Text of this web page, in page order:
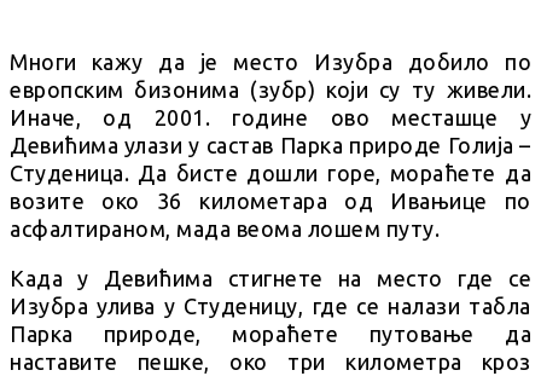
Многи кажу да је место Изубра добило по
европским бизонима (зубр) који су ту живели.
Иначе, од 2001. године ово месташце у
Девићима улази у састав Парка природе Голија –
Студеница. Да бисте дошли горе, мораћете да
возите око 36 километара од Ивањице по
асфалтираном, мада веома лошем путу.
Када у Девићима стигнете на место где се
Изубра улива у Студеницу, где се налази табла
Парка природе, мораћете путовање да
наставите пешке, око три километра кроз